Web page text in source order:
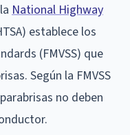
National Highway
establece los
(FMVSS) que
Según la FMVSS
no deben